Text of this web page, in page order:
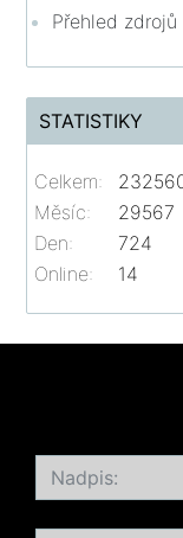
Přehled zdrojů
STATISTIKY
Online: 14
Celkem:
Měsíc:
29567
Den:
724